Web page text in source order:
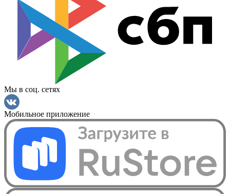
Мы в соц. сетях
Мобильное приложение